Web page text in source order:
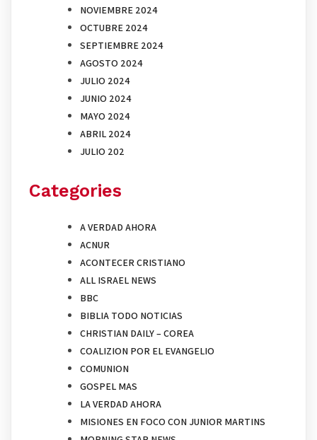
NOVIEMBRE 2024
OCTUBRE 2024
SEPTIEMBRE 2024
AGOSTO 2024
JULIO 2024
JUNIO 2024
MAYO 2024
ABRIL 2024
JULIO 202
Categories
A VERDAD AHORA
ACNUR
ACONTECER CRISTIANO
ALL ISRAEL NEWS
BBC
BIBLIA TODO NOTICIAS
CHRISTIAN DAILY – COREA
COALIZION POR EL EVANGELIO
COMUNION
GOSPEL MAS
LA VERDAD AHORA
MISIONES EN FOCO CON JUNIOR MARTINS